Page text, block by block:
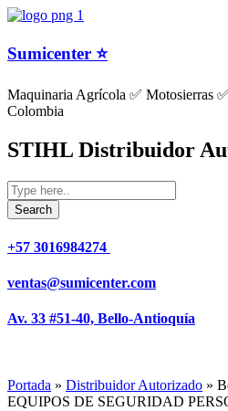
Sumicenter ⭐
Maquinaria Agrícola ✅ Motosierras
Colombia
STIHL Distribuidor
+57 3016984274 ​
ventas@sumicenter.com
Av. 33 #51-40, Bello-Antioquía
Portada » Distribuidor Autorizado »
EQUIPOS DE SEGURIDAD